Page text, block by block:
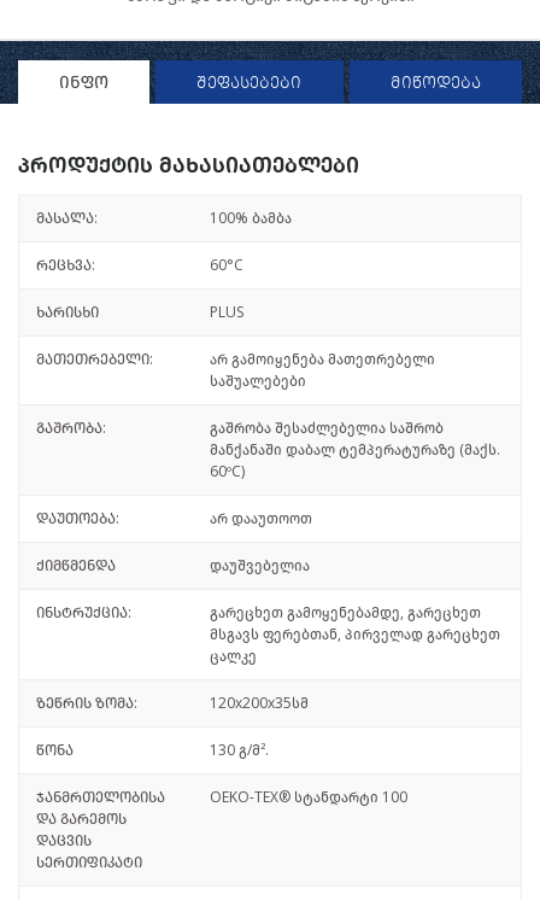
ინფო შეფასებები მიწოდება
პროდუქტის მახასიათებლები
მასალა: 100% ბამბა
რეცხვა: 60°C
ხარისხი PLUS
მათეთრებელი:
არ გამოიყენება მათეთრებელი
საშუალებები
გაშრობა:
გაშრობა შესაძლებელია საშრობ
მანქანაში დაბალ ტემპერატურაზე (მაქს.
60ºC)
დაუთოება: არ დააუთოოთ
ქიმწმენდა დაუშვებელია
ინსტრუქცია:
გარეცხეთ გამოყენებამდე, გარეცხეთ
მსგავს ფერებთან, პირველად გარეცხეთ
ცალკე
ზეწრის ზომა: 120x200x35სმ
წონა 130 გ/მ².
ჯანმრთელობისა
და გარემოს
დაცვის
სერთიფიკატი
OEKO-TEX® სტანდარტი 100